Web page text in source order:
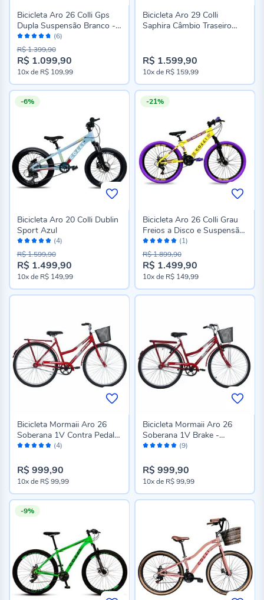
Avaliação:
94%
(6)
Bicicleta Aro 26 Colli Gps
Dupla Suspensão Branco -
BRANCA
Preço
especial
R$ 1.099,90
R$ 1.399,90
10xde R$ 109,99
Bicicleta Aro 29 Colli
Saphira Câmbio Traseiro
R$ 1.599,90
10xde R$ 159,99
-6%
Avaliação:
100%
(4)
Bicicleta Aro 20 Colli Dublin
Sport Azul
Preço
especial
R$ 1.499,90
R$ 1.599,90
10xde R$ 149,99
-21%
Avaliação:
100%
(1)
Bicicleta Aro 26 Colli Grau
Freios a Disco e Suspensão
Dianteira -
AMARELO/ROXO
Preço
especial
R$ 1.499,90
R$ 1.899,90
10xde R$ 149,99
Avaliação: (4)
Bicicleta Mormaii Aro 26
Soberana 1V Contra Pedal -
Vermelho
R$ 999,90
10xde R$ 99,99
Avaliação: (9)
Bicicleta Mormaii Aro 26
Soberana 1V Brake -
Vermelho
R$ 999,90
10xde R$ 99,99
-9%